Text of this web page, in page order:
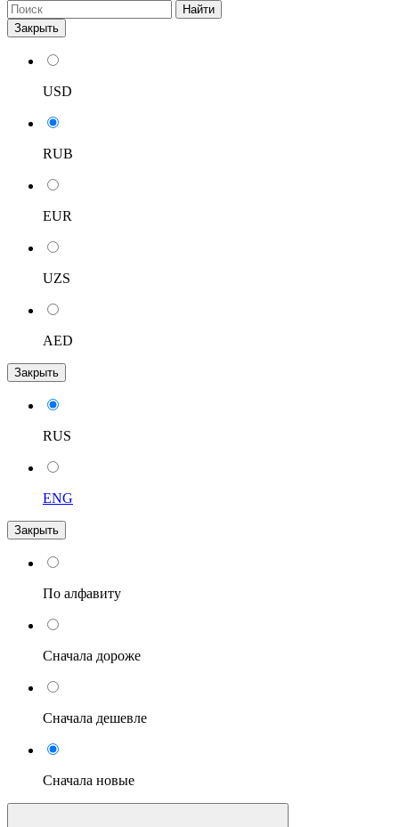
Найти
Закрыть
USD
RUB
EUR
UZS
AED
Закрыть
RUS
ENG
Закрыть
По алфавиту
Сначала дороже
Сначала дешевле
Сначала новые